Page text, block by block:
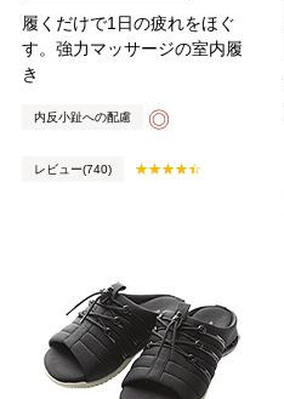
履くだけで1日の疲れをほぐ
す。強力マッサージの室内履
き
内反小趾への配慮 ◎
レビュー(740)